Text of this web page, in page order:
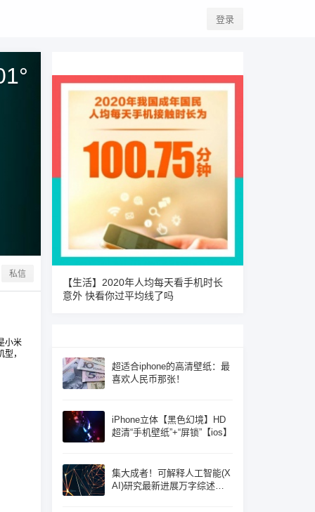
登录
°
私信
小米
，
【生活】2020年人均每天看手机时长
意外 快看你过平均线了吗
超适合iphone的高清壁纸：最
喜欢人民币那张！
iPhone立体【黑色幻境】HD
超清“手机壁纸”+“屏锁”【ios】
集大成者！可解释人工智能(X
AI)研究最新进展万字综述论